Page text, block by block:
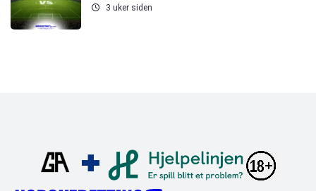
3 uker siden